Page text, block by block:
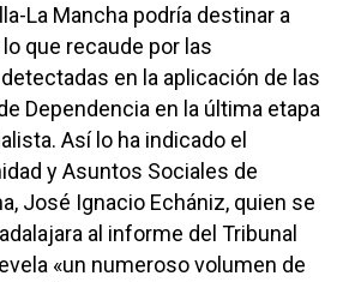
La Mancha podría destinar a
que recaude por las
en la aplicación de las
Dependencia en la última etapa
Así lo ha indicado el
y Asuntos Sociales de
José Ignacio Echániz, quien se
al informe del Tribunal
«un numeroso volumen de